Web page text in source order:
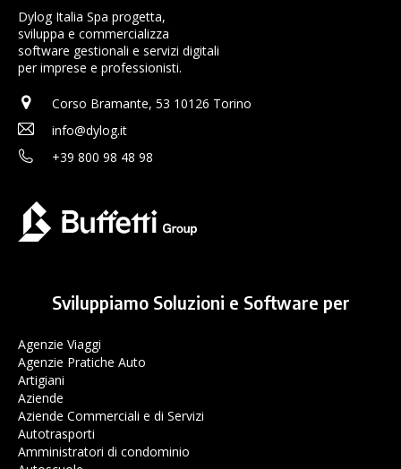
Dylog Italia Spa progetta,
sviluppa e commercializza
software gestionali e servizi digitali
per imprese e professionisti.
Corso Bramante, 53 10126 Torino
info@dylog.it
+39 800 98 48 98
Sviluppiamo Soluzioni e Software per
Agenzie Viaggi
Agenzie Pratiche Auto
Artigiani
Aziende
Aziende Commerciali e di Servizi
Autotrasporti
Amministratori di condominio